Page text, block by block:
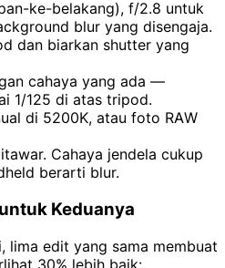
ke-belakang), f/2.8 untuk
blur yang disengaja.
dan biarkan shutter yang
cahaya yang ada —
1/125 di atas tripod.
di 5200K, atau foto RAW
Cahaya jendela cukup
berarti blur.
Keduanya
lima edit yang sama membuat
30% lebih baik: